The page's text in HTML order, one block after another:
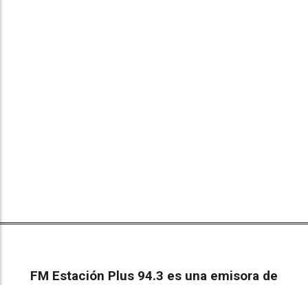
FM Estación Plus 94.3 es una emisora de